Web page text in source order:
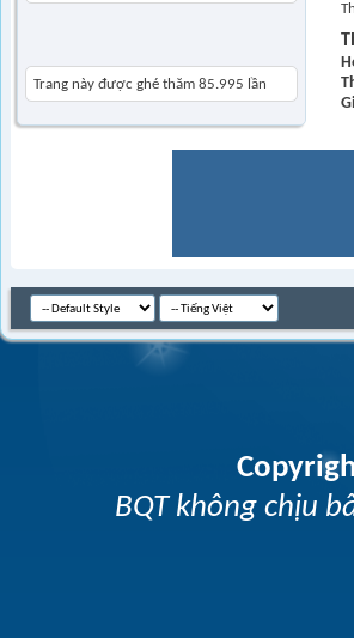
Trang này được ghé thăm 85.995 lần
BQT không chịu